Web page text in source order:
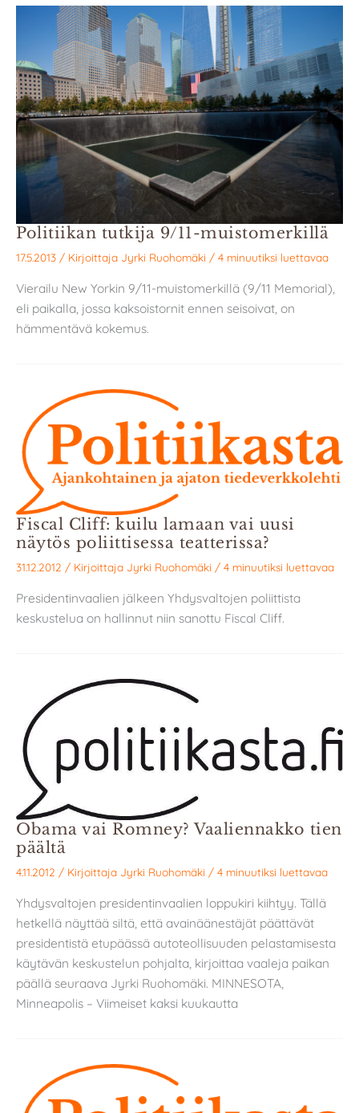
Politiikan tutkija 9/11-muistomerkillä
17.5.2013 / Kirjoittaja Jyrki Ruohomäki / 4 minuutiksi luettavaa
Vierailu New Yorkin 9/11-muistomerkillä (9/11 Memorial),
eli paikalla, jossa kaksoistornit ennen seisoivat, on
hämmentävä kokemus.
Fiscal Cliff: kuilu lamaan vai uusi
näytös poliittisessa teatterissa?
31.12.2012 / Kirjoittaja Jyrki Ruohomäki / 4 minuutiksi luettavaa
Presidentinvaalien jälkeen Yhdysvaltojen poliittista
keskustelua on hallinnut niin sanottu Fiscal Cliff.
Obama vai Romney? Vaaliennakko tien
päältä
4.11.2012 / Kirjoittaja Jyrki Ruohomäki / 4 minuutiksi luettavaa
Yhdysvaltojen presidentinvaalien loppukiri kiihtyy. Tällä
hetkellä näyttää siltä, että avainäänestäjät päättävät
presidentistä etupäässä autoteollisuuden pelastamisesta
käytävän keskustelun pohjalta, kirjoittaa vaaleja paikan
päällä seuraava Jyrki Ruohomäki. MINNESOTA,
Minneapolis – Viimeiset kaksi kuukautta